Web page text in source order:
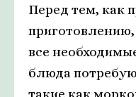
Перед тем, как
все
блюда